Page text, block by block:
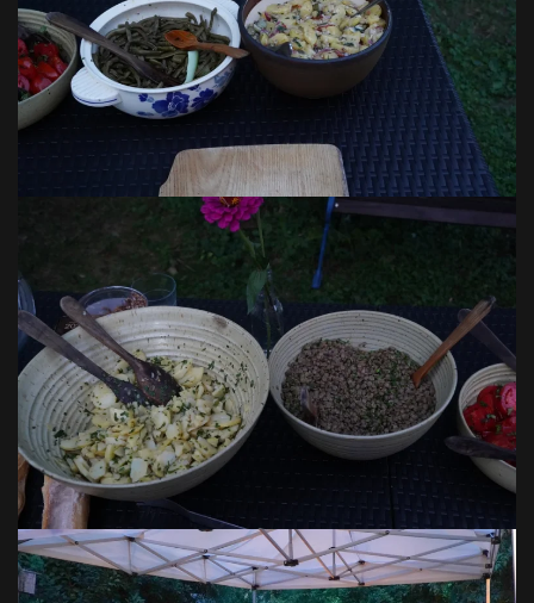
VOIR EN GRAND
VOIR EN GRAND